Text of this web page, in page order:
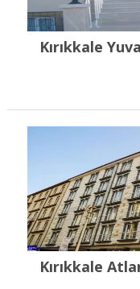
Kırıkkale
Kırıkkale